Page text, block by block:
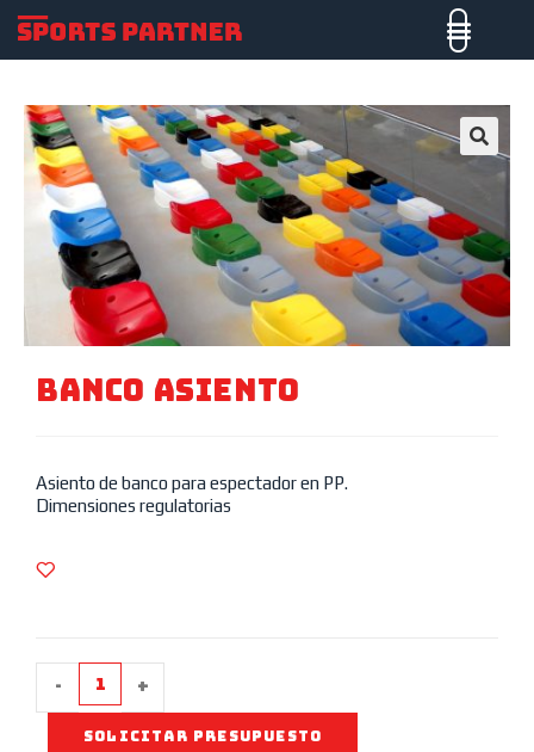
BANCO ASIENTO
Asiento de banco para espectador en PP.
Dimensiones regulatorias
- +
SOLICITAR PRESUPUESTO